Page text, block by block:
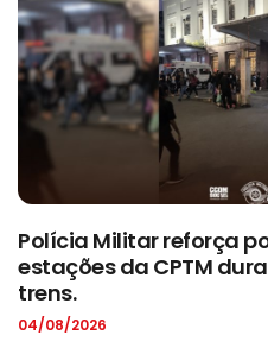
Polícia Militar reforça
estações da CPTM
trens.
04/08/2026